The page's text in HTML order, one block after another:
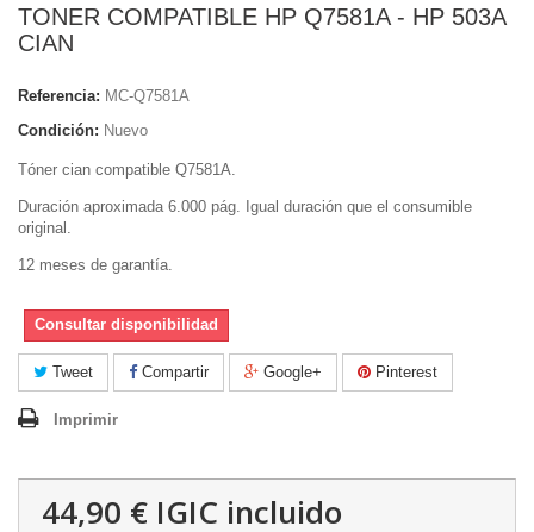
TONER COMPATIBLE HP Q7581A - HP 503A
CIAN
Referencia: MC-Q7581A
Condición: Nuevo
Tóner cian compatible Q7581A
Duración aproximada 6.000 pág. Igual duración que el consumible
original.
12 meses de garantía.
Consultar disponibilidad
Tweet Compartir Google+ Pinterest
Imprimir
44,90 € IGIC incluido